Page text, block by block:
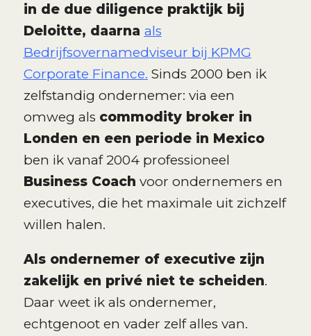
in de due diligence praktijk bij
Deloitte, daarna als
Bedrijfsovernamedviseur bij KPMG
Corporate Finance. Sinds 2000 ben ik
zelfstandig ondernemer: via een
omweg als commodity broker in
Londen en een periode in Mexico
ben ik vanaf 2004 professioneel
Business Coach voor ondernemers en
executives, die het maximale uit zichzelf
willen halen.
Als ondernemer of executive zijn
zakelijk en privé niet te scheiden.
Daar weet ik als ondernemer,
echtgenoot en vader zelf alles van.